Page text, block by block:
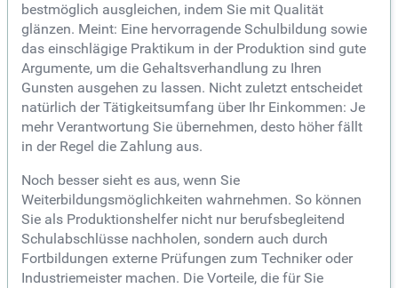
bestmöglich ausgleichen, indem Sie mit Qualität
glänzen. Meint: Eine hervorragende Schulbildung sowie
das einschlägige Praktikum in der Produktion sind gute
Argumente, um die Gehaltsverhandlung zu Ihren
Gunsten ausgehen zu lassen. Nicht zuletzt entscheidet
natürlich der Tätigkeitsumfang über Ihr Einkommen: Je
mehr Verantwortung Sie übernehmen, desto höher fällt
in der Regel die Zahlung aus.
Noch besser sieht es aus, wenn Sie
Weiterbildungsmöglichkeiten wahrnehmen. So können
Sie als Produktionshelfer nicht nur berufsbegleitend
Schulabschlüsse nachholen, sondern auch durch
Fortbildungen externe Prüfungen zum Techniker oder
Industriemeister machen. Die Vorteile, die für Sie